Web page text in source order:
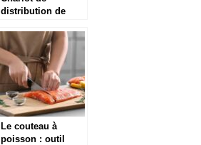
distribution de
que c’est?
Le couteau à
poisson : outil